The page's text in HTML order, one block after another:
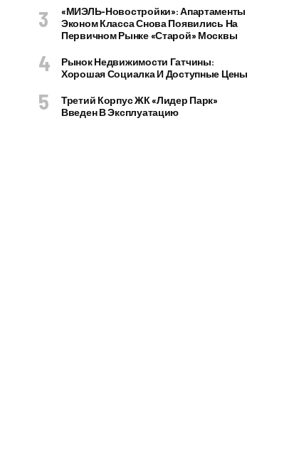
«МИЭЛЬ-Новостройки»: Апартаменты
Эконом Класса Снова Появились На
Первичном Рынке «старой» Москвы
Рынок Недвижимости Гатчины:
Хорошая Социалка И Доступные Цены
Третий Корпус ЖК «Лидер Парк»
Введен В Эксплуатацию